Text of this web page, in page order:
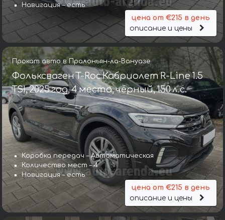
Навигация – есть
цена от €215 в день
описание и цены
Прокат авто в Пралоньян-ла-Вануазе
Фольксваген T-Roc Кабриолет R-Line 1.5
TSI, 2025 год, 4 места, чёрный, 150 л.с.
Коробка передач – Автоматическая
Количество мест – 4
Навигация – есть
цена от €215 в день
описание и цены